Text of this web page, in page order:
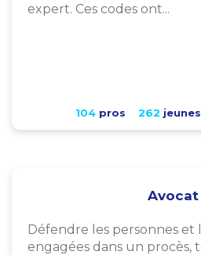
expert. Ces codes ont...
104pros 262 jeunes
Avocat
Défendre les personnes et
engagées dans un procès,